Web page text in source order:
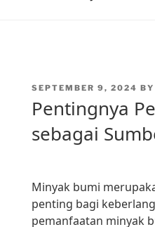
POSTED
SEPTEMBER 9, 2024 BY
Pentingnya
sebagai
Minyak bumi
penting bagi
pemanfaatan minyak